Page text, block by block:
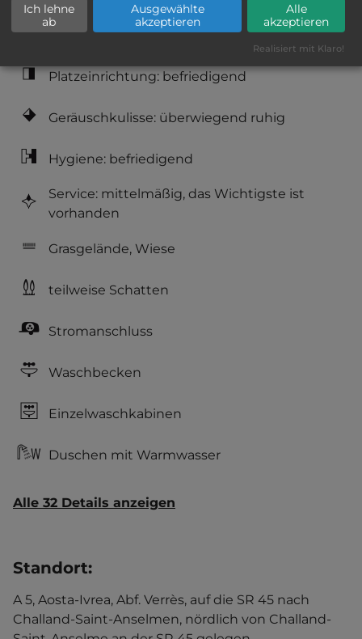
Lage: schön
Platzeinrichtung: befriedigend
Geräuschkulisse: überwiegend ruhig
Hygiene: befriedigend
Service: mittelmäßig, das Wichtigste ist
vorhanden
Grasgelände, Wiese
teilweise Schatten
Stromanschluss
Waschbecken
Einzelwaschkabinen
Duschen mit Warmwasser
Alle 32 Details anzeigen
Standort:
A 5, Aosta-Ivrea, Abf. Verrès, auf die SR 45 nach
Challand-Saint-Anselmen, nördlich von Challand-
Ich lehne
ab
Ausgewählte
akzeptieren
Alle
akzeptieren
Realisiert mit Klaro!